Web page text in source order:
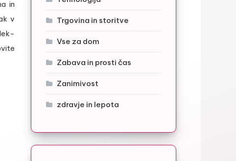
in
v
Trgovina in storitve
Vse za dom
Zabava in prosti čas
Zanimivost
zdravje in lepota